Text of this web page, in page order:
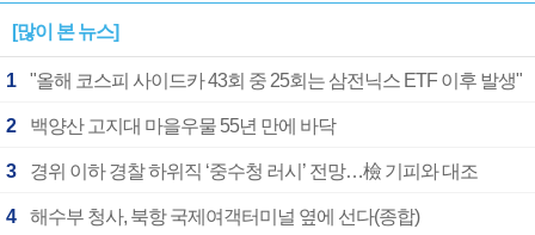
[많이 본 뉴스]
1 "올해 코스피 사이드카 43회 중 25회는 삼전닉스 ETF 이후 발생"
2 백양산 고지대 마을우물 55년 만에 바닥
3 경위 이하 경찰 하위직 ‘중수청 러시’ 전망…檢 기피와 대조
4 해수부 청사, 북항 국제여객터미널 옆에 선다(종합)